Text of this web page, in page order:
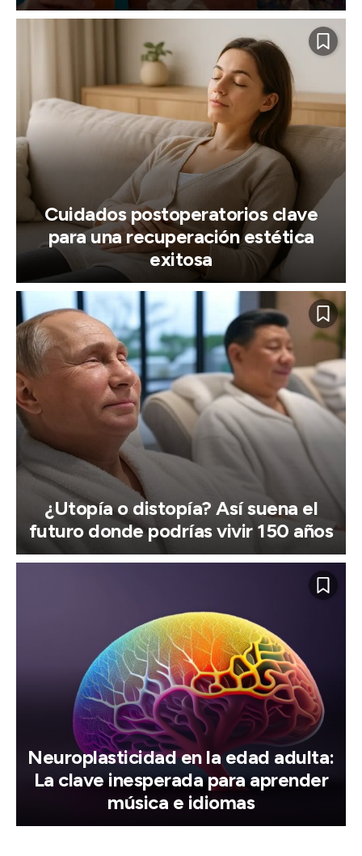
Cuidados postoperatorios clave
para una recuperación estética
exitosa
¿Utopía o distopía? Así suena el
futuro donde podrías vivir 150 años
Neuroplasticidad en la edad adulta:
La clave inesperada para aprender
música e idiomas